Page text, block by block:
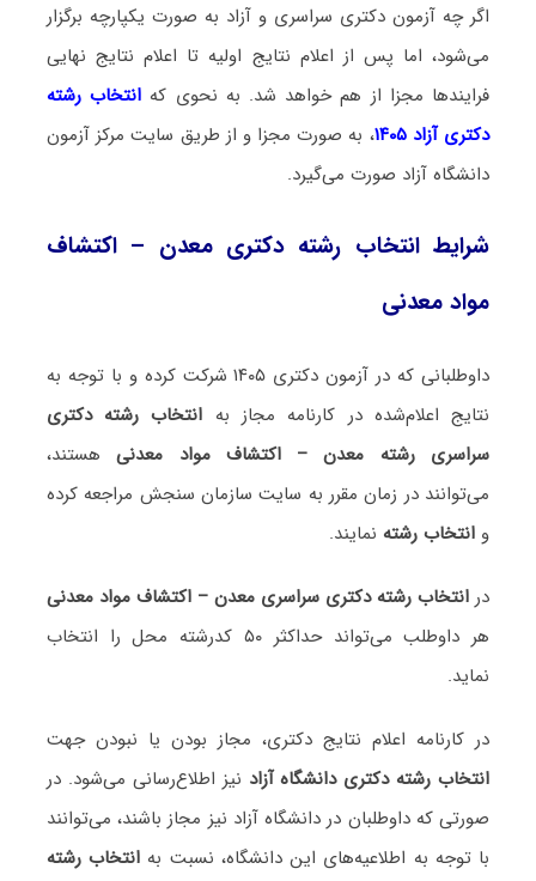
اگر چه آزمون دکتری سراسری و آزاد به صورت یکپارچه برگزار
می‌شود، اما پس از اعلام نتایج اولیه تا اعلام نتایج نهایی
فرایندها مجزا از هم خواهد شد. به نحوی که انتخاب رشته
دکتری آزاد ۱۴۰۵
، به صورت مجزا و از طریق سایت مرکز آزمون
دانشگاه آزاد صورت می‌گیرد.
شرایط انتخاب رشته دکتری معدن – اکتشاف
مواد معدنی
داوطلبانی که در آزمون دکتری ۱۴۰۵ شرکت کرده و با توجه به
نتایج اعلام‌شده در کارنامه مجاز به انتخاب رشته دکتری
سراسری رشته معدن – اکتشاف مواد معدنیهستند،
می‌توانند در زمان مقرر به سایت سازمان سنجش مراجعه کرده
و انتخاب رشته نمایند.
در انتخاب رشته دکتری سراسری معدن – اکتشاف مواد معدنی
هر داوطلب می‌تواند حداکثر ۵۰ کدرشته محل را انتخاب
نماید.
در کارنامه اعلام نتایج دکتری، مجاز بودن یا نبودن جهت
انتخاب رشته دکتری دانشگاه آزاد نیز اطلاع‌رسانی می‌شود. در
صورتی که داوطلبان در دانشگاه آزاد نیز مجاز باشند، می‌توانند
با توجه به اطلاعیه‌های این دانشگاه، نسبت به انتخاب رشته